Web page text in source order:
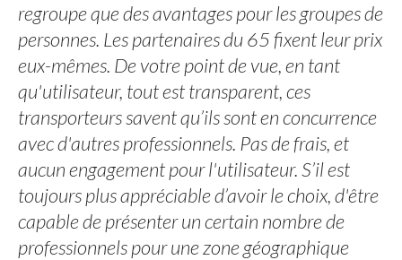
regroupe que des avantages pour les groupes de
personnes. Les partenaires du 65 fixent leur prix
eux-mêmes. De votre point de vue, en tant
qu'utilisateur, tout est transparent, ces
transporteurs savent qu’ils sont en concurrence
avec d'autres professionnels. Pas de frais, et
aucun engagement pour l'utilisateur. S’il est
toujours plus appréciable d’avoir le choix, d'être
capable de présenter un certain nombre de
professionnels pour une zone géographique